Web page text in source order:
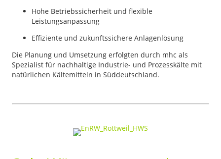
Hohe Betriebssicherheit und flexible
Leistungsanpassung
Effiziente und zukunftssichere Anlagenlösung
Die Planung und Umsetzung erfolgten durch mhc als
Spezialist für nachhaltige Industrie- und Prozesskälte mit
natürlichen Kältemitteln in Süddeutschland.